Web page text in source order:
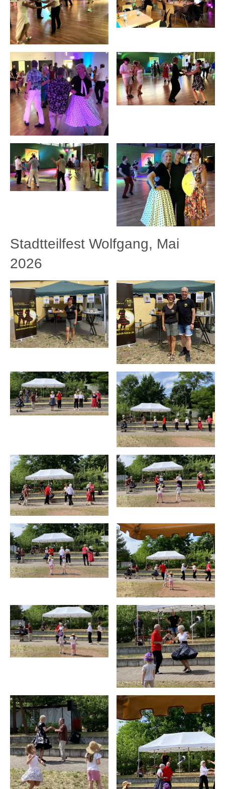
Stadtteilfest Wolfgang, Mai
2026